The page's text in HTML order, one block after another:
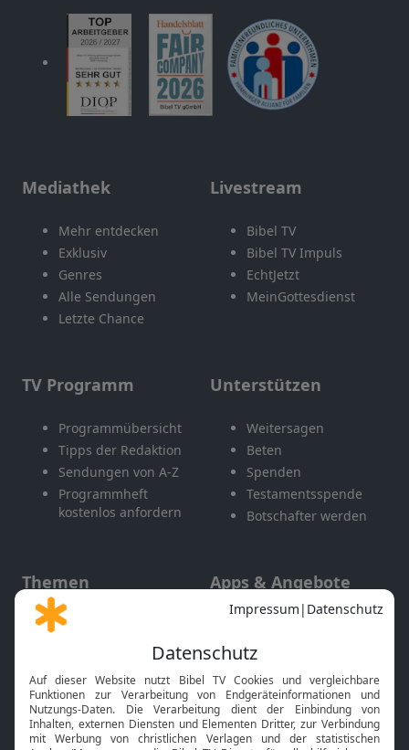
Mediathek
Mehr entdecken
Exklusiv
Genres
Alle Sendungen
Letzte Chance
Livestream
Bibel TV
Bibel TV Impuls
EchtJetzt
MeinGottesdienst
TV Programm
Programmübersicht
Tipps der Redaktion
Sendungen von A-Z
Programmheft
kostenlos anfordern
Unterstützen
Weitersagen
Beten
Spenden
Testamentsspende
Botschafter werden
Themen
Gott und Bibel erklärt
Neuigkeiten
Apps & Angebote
Mobile App
Smart TV
HbbTV
Bibelthek Online-Bibel